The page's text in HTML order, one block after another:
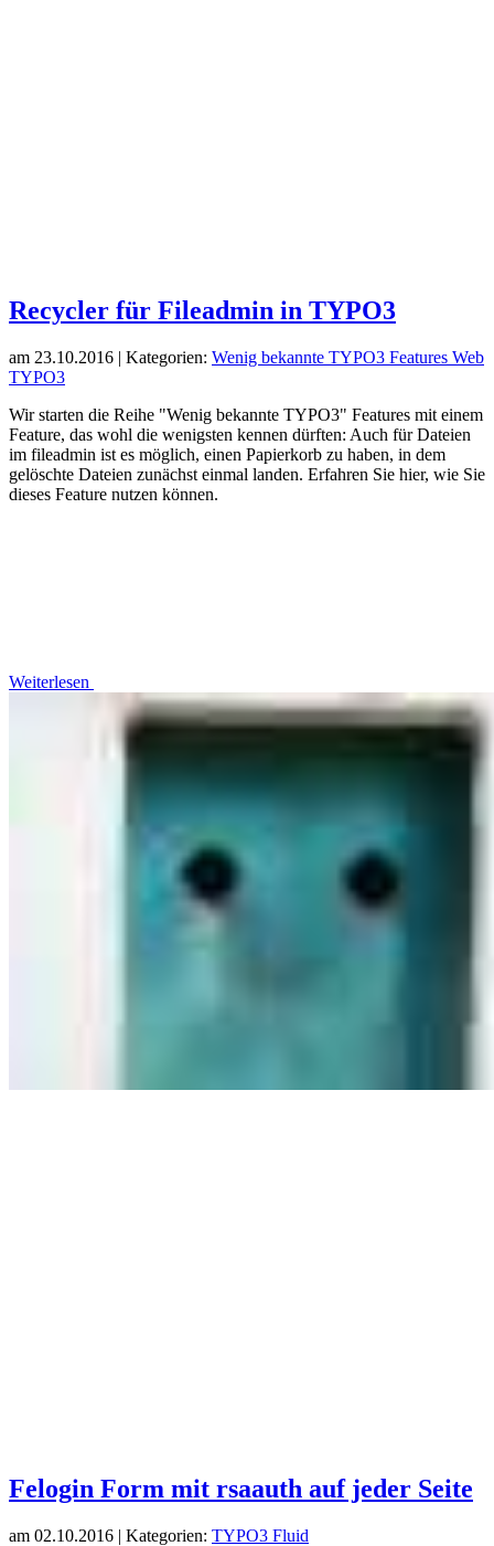
Recycler für Fileadmin in TYPO3
am 23.10.2016 | Kategorien: Wenig bekannte TYPO3 Features Web
TYPO3
Wir starten die Reihe "Wenig bekannte TYPO3" Features mit einem
Feature, das wohl die wenigsten kennen dürften: Auch für Dateien
im fileadmin ist es möglich, einen Papierkorb zu haben, in dem
gelöschte Dateien zunächst einmal landen. Erfahren Sie hier, wie Sie
dieses Feature nutzen können.
Weiterlesen
Felogin Form mit rsaauth auf jeder Seite
am 02.10.2016 | Kategorien: TYPO3 Fluid